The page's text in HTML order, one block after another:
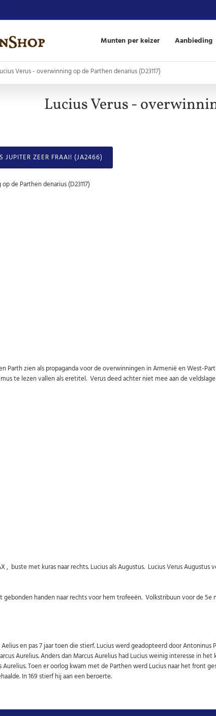
Schrijf u in voor
U kunt zich
Uw
Munten per keizer Aanbieding
Verus - overwinning op de Parthen denarius (D23117)
Lucius Verus -
JUPITER ZEER FRAAI! (JA2466)
Parth zien als propaganda voor de overwinningen in Armenië en West-
te lezen vallen als eretitel. Verus deed achter niet mee aan de
, buste met kuras naar rechts. Lucius als Augustus. Lucius Verus
gebonden handen naar rechts voor hem trofeeën. Volkstribuun voor de 5e
en pas 7 jaar toen die stierf. Lucius werd geadopteerd door Antoninus
Aurelius. Anders dan Marcus Aurelius had Lucius weinig interesse in
Aurelius. Toen er oorlog kwam met de Parthen werd Lucius naar het front
In 169 stierf hij aan een beroerte.